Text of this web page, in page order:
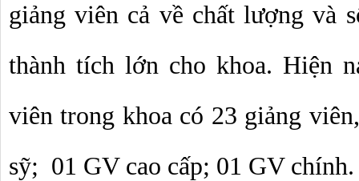
giảng viên cả về chất lượng và
thành tích lớn cho khoa. Hiện
viên trong khoa có 23 giảng
sỹ;  01 GV cao cấp; 01 GV chính.